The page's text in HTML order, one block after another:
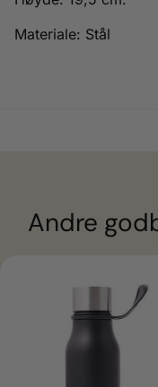
Materiale: Stål
Andre